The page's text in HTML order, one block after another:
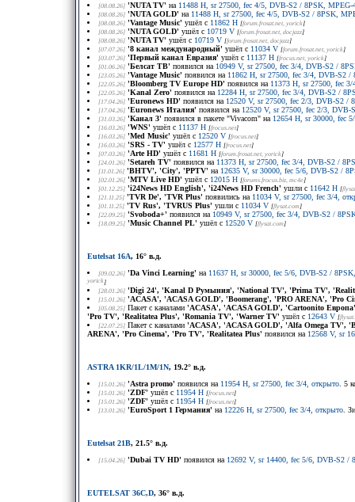
[08.08.26] 'NUTA TV' на 11488 H, sr 27500, fec 4/5, DVB-S2 / 8PSK, MPEG-
[08.08.26] 'NUTA GOLD' на 11488 H, sr 27500, fec 4/5, DVB-S2 / 8PSK,
[08.08.26] 'Vantage Music' ушёл с 11862 H [forum.frosat.net, yorick]
[08.08.26] 'NUTA GOLD' ушёл с 10719 V [forum.frosat.net, docjazz]
[08.08.26] 'NUTA TV' ушёл с 10719 V [forum.frosat.net, docjazz]
[07.07.26] '8 канал международный' ушёл с 11034 V [forum.frosat.net, yorick]
[03.07.26] 'Первый канал Евразия' ушёл с 11137 H [frocus.net, yorick]
[01.06.26] 'Белсат ТВ' появился на 10949 V, sr 27500, fec 3/4, DVB-S2 /
[23.05.26] 'Vantage Music' появился на 11862 H, sr 27500, fec 3/4, DVB-S2
[22.05.26] 'Bloomberg TV Europe HD' появился на 11373 H, sr 27500, fec
[22.05.26] 'Kanal Zero' появился на 12284 H, sr 27500, fec 3/4, DVB-S2 /
[17.04.26] 'Euronews HD' появился на 12520 V, sr 27500, fec 2/3, DVB-S2 /
[17.04.26] 'Euronews Италия' появился на 12520 V, sr 27500, fec 2/3,
[31.03.26] 'Канал 3' появился в пакете "Vivacom" на 12654 H, sr 30000, fec
[16.03.26] 'WNS' ушёл с 11137 H [frocus.net]
[16.03.26] 'Med Music' ушёл с 12520 V [frocus.net]
[16.03.26] 'SRS - TV' ушёл с 12577 H [frocus.net]
[07.03.26] 'Arte HD' ушёл с 11681 H [forum.frosat.net, yorick]
[24.01.26] 'Setareh TV' появился на 11373 H, sr 27500, fec 3/4, DVB-S2 /
[11.01.26] 'BHTV', 'City', 'PPTV' на 12635 V, sr 30000, fec 5/6, DVB-S2 /
[02.01.26] 'MTV Live HD' ушёл с 12015 H [forums.frocus.biz, mc4e ]
[01.12.25] 'i24News HD English', 'i24News HD French' ушли с 11642 H [
[21.11.25] 'TVR De', 'TVR Plus' появились на 11034 V, sr 27500, fec 3/4,
[01.11.25] 'TV Rus', 'TVRUS Plus' ушли с 11034 V [flysat.com]
[22.09.25] 'Svoboda+' появился на 10949 V, sr 27500, fec 3/4, DVB-S2 /
[18.09.25] 'Music Channel PL' ушёл с 12520 V [flysat.com]
Eutelsat 16A, 16° в.д.
[09.02.26] 'Da Vinci Learning' на 11637 H, sr 30000, fec 5/6, DVB-S2 /
yorick]
[28.01.26] 'Digi 24', 'Kanal D Румыния', 'National TV', 'Prima TV',
[15.01.26] 'ACASA', 'ACASA GOLD', 'Boomerang', 'PRO ARENA', 'Pro
[05.08.25] Пакет с каналами 'ACASA', 'ACASA GOLD', 'Cartoonito
'Pro TV', 'Realitatea Plus', 'Romania TV', 'Warner TV' ушёл с 12643 V [
[22.07.25] Пакет с каналами 'ACASA', 'ACASA GOLD', 'Alfa Omega TV',
ARENA', 'Pro Cinema', 'Pro TV', 'Realitatea Plus' появился на 12568 V, sr
ASTRA 1KR/1L/1M/1N, 19.2° в.д.
[15.01.26] 'Astra promo' появился на 11954 H, sr 27500, fec 3/4, открыто . 5
[15.01.26] 'ZDF' ушёл с 11954 H [frocus.net]
[15.01.26] 'ZDF' ушёл с 11954 H [frocus.net]
[13.01.26] 'EuroSport 1 Германия' на 12226 H, sr 27500, fec 3/4, открыто .
Eutelsat 21B, 21.5° в.д.
[15.04.26] 'Dubai TV HD' появился на 12692 V, sr 14400, fec 5/6, DVB-S2 /
EUTELSAT 36C,D, 36° в.д.